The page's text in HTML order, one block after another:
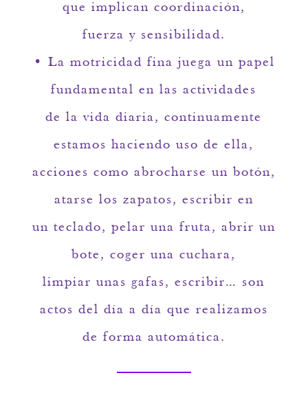
que implican coordinación,
fuerza y sensibilidad.
• La motricidad fina juega un papel
fundamental en las actividades
de la vida diaria, continuamente
estamos haciendo uso de ella,
acciones como abrocharse un botón,
atarse los zapatos, escribir en
un teclado, pelar una fruta, abrir un
bote, coger una cuchara,
limpiar unas gafas, escribir… son
actos del día a día que realizamos
de forma automática.